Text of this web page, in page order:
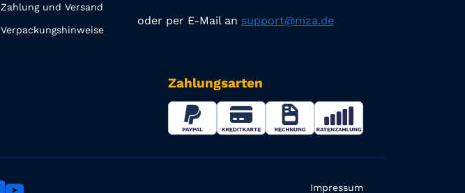
oder per E-Mail an support@mza.de
Zahlungsarten
Zahlung und Versand
Verpackungshinweise
Impressum